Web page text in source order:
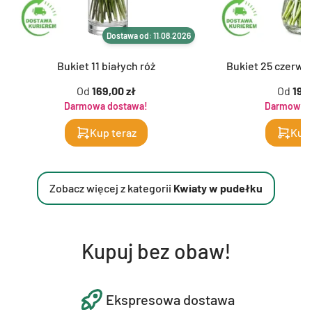
Dostawa od: 11.08.2026
Bukiet 11 białych róż
Od 169,00 zł
Darmowa dostawa!
Kup teraz
Bukiet 25
Od
Darmowa
Zobacz więcej z kategorii Kwiaty w pudełku
Kupuj bez obaw!
Ekspresowa dostawa